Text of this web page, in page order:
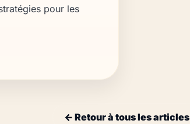
pour les
← Retour à tous les articles